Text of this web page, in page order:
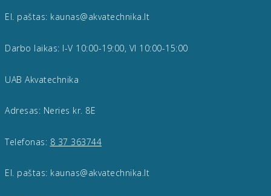
El. paštas: kaunas@akvatechnika.lt
Darbo laikas: I-V 10:00-19:00, VI 10:00-15:00
UAB Akvatechnika
Adresas: Neries kr. 8E
Telefonas: 8 37 363744
El. paštas: kaunas@akvatechnika.lt